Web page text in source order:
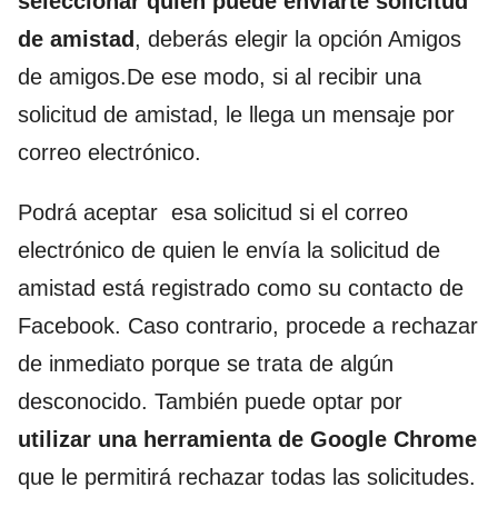
de amistad, deberás elegir la opción Amigos
de amigos.De ese modo, si al recibir una
solicitud de amistad, le llega un mensaje por
correo electrónico.
Podrá aceptar esa solicitud si el correo
electrónico de quien le envía la solicitud de
amistad está registrado como su contacto de
Facebook. Caso contrario, procede a rechazar
de inmediato porque se trata de algún
desconocido. También puede optar por
utilizar una herramienta de Google Chrome
que le permitirá rechazar todas las solicitudes.